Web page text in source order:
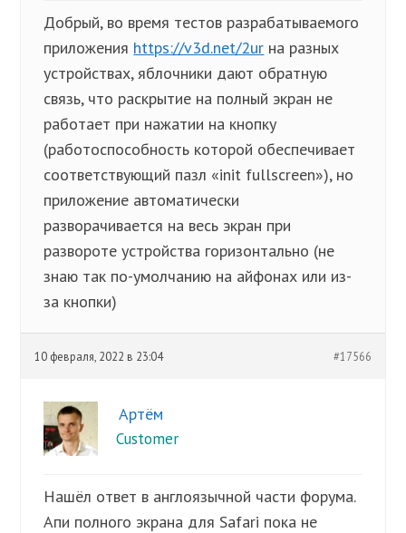
Добрый, во время тестов разрабатываемого
приложения https://v3d.net/2ur на разных
устройствах, яблочники дают обратную
связь, что раскрытие на полный экран не
работает при нажатии на кнопку
(работоспособность которой обеспечивает
соответствующий пазл «init fullscreen»), но
приложение автоматически
разворачивается на весь экран при
развороте устройства горизонтально (не
знаю так по-умолчанию на айфонах или из-
за кнопки)
10 февраля, 2022 в 23:04 #17566
Артём
Customer
Нашёл ответ в англоязычной части форума.
Апи полного экрана для Safari пока не